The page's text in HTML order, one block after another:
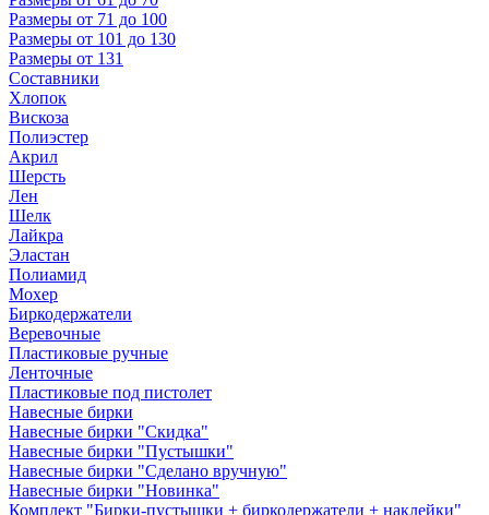
Размеры от 71 до 100
Размеры от 101 до 130
Размеры от 131
Составники
Хлопок
Вискоза
Полиэстер
Акрил
Шерсть
Лен
Шелк
Лайкра
Эластан
Полиамид
Мохер
Биркодержатели
Веревочные
Пластиковые ручные
Ленточные
Пластиковые под пистолет
Навесные бирки
Навесные бирки "Скидка"
Навесные бирки "Пустышки"
Навесные бирки "Сделано вручную"
Навесные бирки "Новинка"
Комплект "Бирки-пустышки + биркодержатели + наклейки"